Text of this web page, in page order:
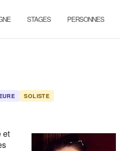
STAGES PERSONNES
SOLISTE
et